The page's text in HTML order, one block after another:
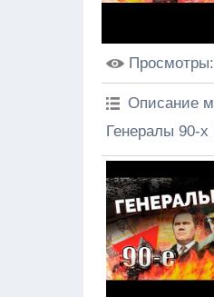
Просмотры
Описание
Генералы 90-